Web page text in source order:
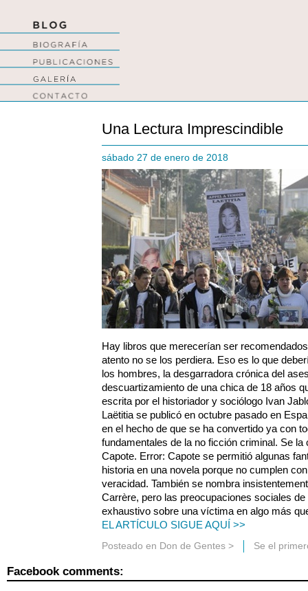
Una Lectura Imprescindible
sábado 27 de enero de 2018
Hay libros que merecerían ser
atento no se los perdiera. Eso es lo que
los hombres, la desgarradora crónica del
descuartizamiento de una chica de 18 años
escrita por el historiador y sociólogo Ivan
Laëtitia se publicó en octubre pasado en
en el hecho de que se ha convertido ya con
fundamentales de la no ficción criminal. Se
Capote. Error: Capote se permitió algunas
historia en una novela porque no cumplen
veracidad. También se nombra
Carrère, pero las preocupaciones sociales
exhaustivo sobre una víctima en algo más
EL ARTÍCULO SIGUE AQUÍ >>
Posteado en Don de Gentes > Se el
Facebook comments: